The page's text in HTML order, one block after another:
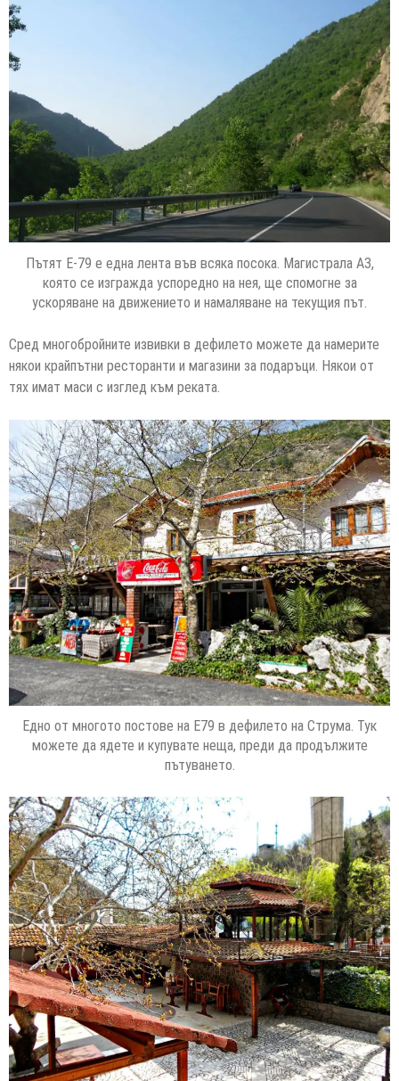
Пътят Е-79 е една лента във всяка посока. Магистрала А3,
която се изгражда успоредно на нея, ще спомогне за
ускоряване на движението и намаляване на текущия път.
Сред многобройните извивки в дефилето можете да намерите
някои крайпътни ресторанти и магазини за подаръци. Някои от
тях имат маси с изглед към реката.
Едно от многото постове на Е79 в дефилето на Струма. Тук
можете да ядете и купувате неща, преди да продължите
пътуването.